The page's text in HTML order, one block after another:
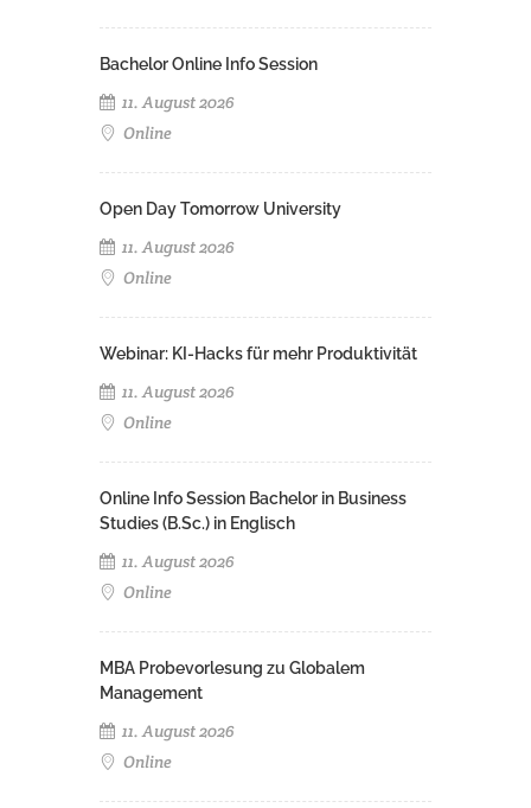
Bachelor Online Info Session
11. August 2026
Online
Open Day Tomorrow University
11. August 2026
Online
Webinar: KI-Hacks für mehr Produktivität
11. August 2026
Online
Online Info Session Bachelor in Business
Studies (B.Sc.) in Englisch
11. August 2026
Online
MBA Probevorlesung zu Globalem
Management
11. August 2026
Online